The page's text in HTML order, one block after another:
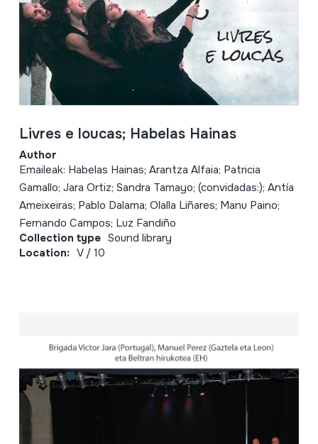
Livres e loucas; Habelas Hainas
Author
Emaileak: Habelas Hainas; Arantza Alfaia; Patricia
Gamallo; Jara Ortiz; Sandra Tamayo; (convidadas:); Antía
Ameixeiras; Pablo Dalama; Olalla Liñares; Manu Paino;
Fernando Campos; Luz Fandiño
Collection type Sound library
Location: V / 10